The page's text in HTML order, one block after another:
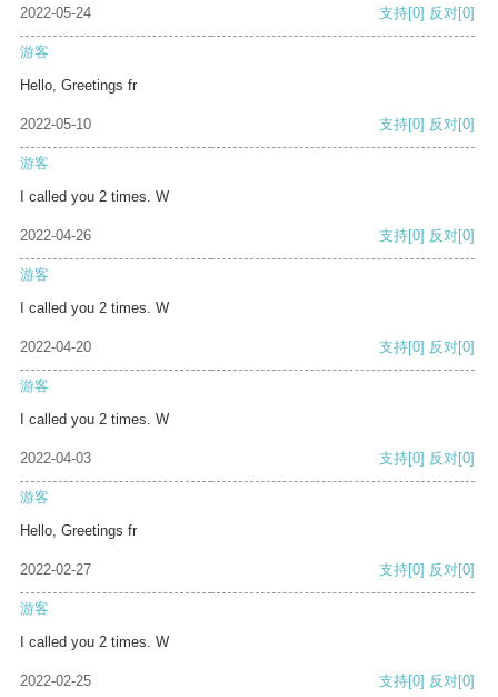
2022-05-24 支持[0] 反对[0]
游客
Hello, Greetings fr
2022-05-10 支持[0] 反对[0]
游客
I called you 2 times. W
2022-04-26 支持[0] 反对[0]
游客
I called you 2 times. W
2022-04-20 支持[0] 反对[0]
游客
I called you 2 times. W
2022-04-03 支持[0] 反对[0]
游客
Hello, Greetings fr
2022-02-27 支持[0] 反对[0]
游客
I called you 2 times. W
2022-02-25 支持[0] 反对[0]